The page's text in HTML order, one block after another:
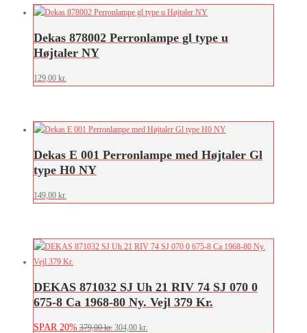
Dekas 878002 Perronlampe gl type u
Højtaler NY
129,00 kr.
Dekas E 001 Perronlampe med Højtaler Gl
type H0 NY
149,00 kr.
DEKAS 871032 SJ Uh 21 RIV 74 SJ 070 0
675-8 Ca 1968-80 Ny. Vejl 379 Kr.
SPAR 20% 379,00kr. Den
304,00 kr.